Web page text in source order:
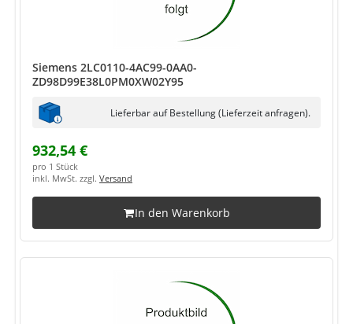
Siemens 2LC0110-4AC99-0AA0-
ZD98D99E38L0PM0XW02Y95
Lieferbar auf Bestellung (Lieferzeit anfragen).
932,54 €
pro 1 Stück
inkl. MwSt. zzgl. Versand
In den Warenkorb